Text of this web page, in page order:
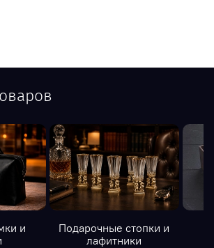
и
Подарочные стопки и
лафитники